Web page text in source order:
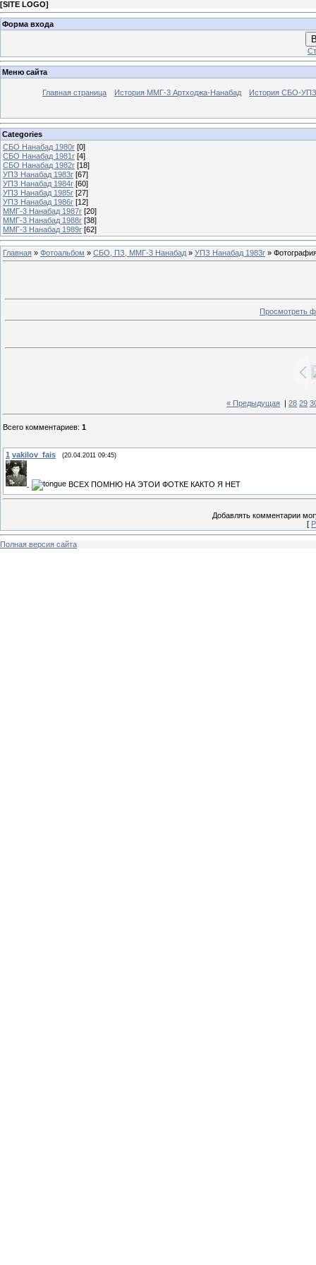
[SITE LOGO]
Форма входа
Меню сайта
Главная страница История ММГ-3 Артходжа-Нанабад История СБО-УПЗ
Categories
СБО Нанабад 1980г [0]
СБО Нанабад 1981г [4]
СБО Нанабад 1982г [18]
УПЗ Нанабад 1983г [67]
УПЗ Нанабад 1984г [60]
УПЗ Нанабад 1985г [27]
УПЗ Нанабад 1986г [12]
ММГ-3 Нанабад 1987г [20]
ММГ-3 Нанабад 1988г [38]
ММГ-3 Нанабад 1989г [62]
Главная » Фотоальбом » СБО, ПЗ, ММГ-3 Нанабад » УПЗ Нанабад 1983г »
Просмотреть
« Предыдущая 28 29
Всего комментариев: 1
1 vakilov_fais (20.04.2011 09:45)
ВСЕХ ПОМНЮ НА ЭТОИ ФОТКЕ КАКТО Я НЕТ
Добавлять комментарии
[
Полная версия сайта